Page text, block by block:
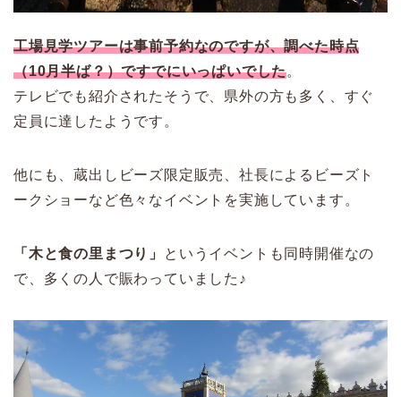
工場見学ツアーは事前予約なのですが、調べた時点
（10月半ば？）ですでにいっぱいでした。
テレビでも紹介されたそうで、県外の方も多く、すぐ
定員に達したようです。
他にも、蔵出しビーズ限定販売、社長によるビーズト
ークショーなど色々なイベントを実施しています。
「木と食の里まつり」
というイベントも同時開催なの
で、多くの人で賑わっていました♪